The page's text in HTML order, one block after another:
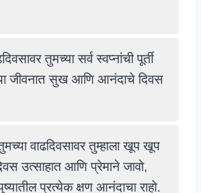
तुमच्या सर्व स्वप्नांची पूर्ती
जीवनात सुख आणि आनंदाचे दिवस
वाढदिवसावर तुम्हाला खूप खूप
उत्साहात आणि प्रेमाने जावो,
प्रत्येक क्षण आनंदाचा राहो.